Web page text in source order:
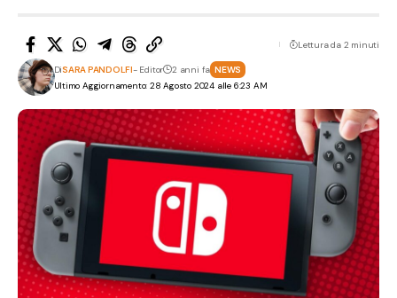
Ultimo Aggiornamento: 28 Agosto 2024 alle 6:23 AM
DiSARA PANDOLFI- Editor 2 anni fa NEWS
Lettura da 2 minuti